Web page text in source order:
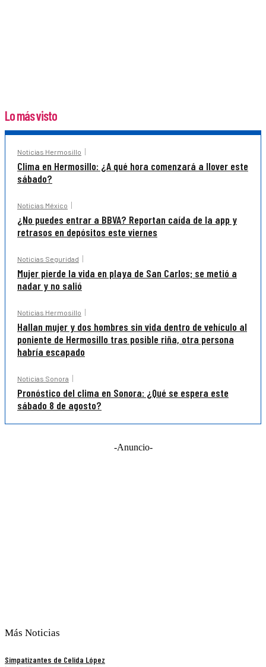
Lo más visto
Noticias Hermosillo
Clima en Hermosillo: ¿A qué hora comenzará a llover este
sábado?
Noticias México
¿No puedes entrar a BBVA? Reportan caída de la app y
retrasos en depósitos este viernes
Noticias Seguridad
Mujer pierde la vida en playa de San Carlos; se metió a
nadar y no salió
Noticias Hermosillo
Hallan mujer y dos hombres sin vida dentro de vehículo al
poniente de Hermosillo tras posible riña, otra persona
habría escapado
Noticias Sonora
Pronóstico del clima en Sonora: ¿Qué se espera este
sábado 8 de agosto?
-Anuncio-
Más Noticias
Simpatizantes de Celida López